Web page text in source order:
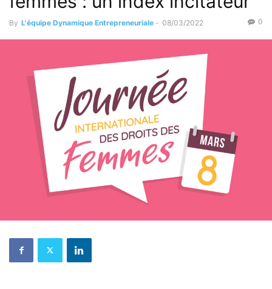
By L'équipe Dynamique Entrepreneuriale - 08/03/2022 0